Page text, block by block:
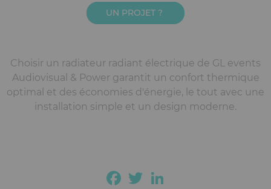
UN PROJET ?
Choisir un radiateur radiant électrique de GL events
Audiovisual & Power garantit un confort thermique
optimal et des économies d'énergie, le tout avec une
installation simple et un design moderne.
Facebook
Twitter